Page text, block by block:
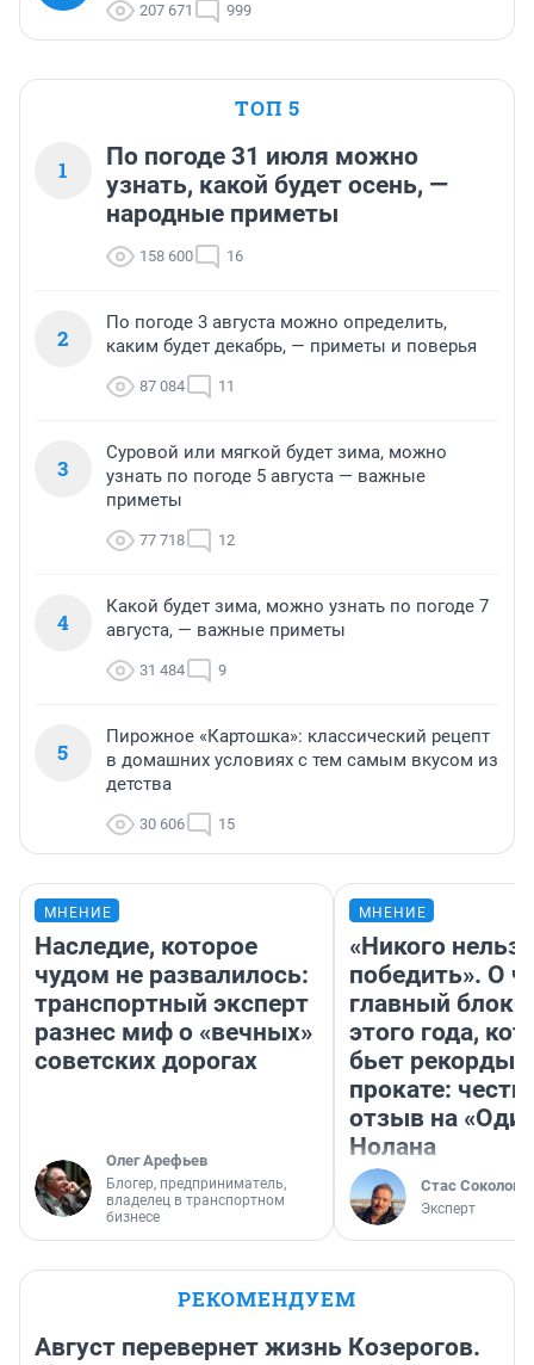
207 671 999
ТОП 5
1
По погоде 31 июля можно
узнать, какой будет осень, —
народные приметы
158 600 16
2
По погоде 3 августа можно определить,
каким будет декабрь, — приметы и поверья
87 084 11
3
Суровой или мягкой будет зима, можно
узнать по погоде 5 августа — важные
приметы
77 718 12
4
Какой будет зима, можно узнать по погоде 7
августа, — важные приметы
31 484 9
5
Пирожное «Картошка»: классический рецепт
в домашних условиях с тем самым вкусом из
детства
30 606 15
МНЕНИЕ
Наследие, которое
чудом не развалилось:
транспортный эксперт
разнес миф о «вечных»
советских дорогах
Олег Арефьев
Блогер, предприниматель,
владелец в транспортном
бизнесе
МНЕНИЕ
«Никого нельзя
победить». О
главный
этого года,
бьет рекорды в
прокате:
отзыв на
Нолана
Стас Соколов
Эксперт
РЕКОМЕНДУЕМ
Август перевернет жизнь Козерогов.